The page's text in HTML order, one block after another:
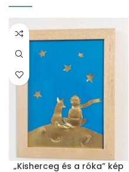
„Kisherceg és a róka” kép